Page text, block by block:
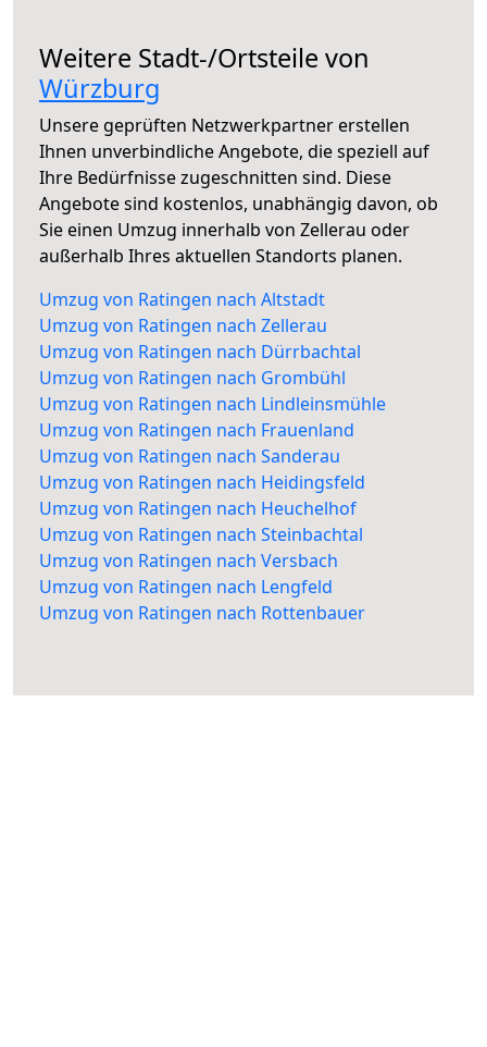
Weitere Stadt-/Ortsteile von
Würzburg
Unsere geprüften Netzwerkpartner erstellen
Ihnen unverbindliche Angebote, die speziell auf
Ihre Bedürfnisse zugeschnitten sind. Diese
Angebote sind kostenlos, unabhängig davon, ob
Sie einen Umzug innerhalb von Zellerau oder
außerhalb Ihres aktuellen Standorts planen.
Umzug von Ratingen nach Altstadt
Umzug von Ratingen nach Zellerau
Umzug von Ratingen nach Dürrbachtal
Umzug von Ratingen nach Grombühl
Umzug von Ratingen nach Lindleinsmühle
Umzug von Ratingen nach Frauenland
Umzug von Ratingen nach Sanderau
Umzug von Ratingen nach Heidingsfeld
Umzug von Ratingen nach Heuchelhof
Umzug von Ratingen nach Steinbachtal
Umzug von Ratingen nach Versbach
Umzug von Ratingen nach Lengfeld
Umzug von Ratingen nach Rottenbauer